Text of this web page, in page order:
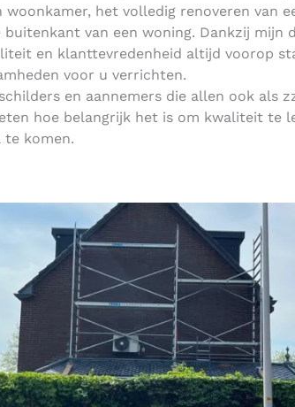
het volledig renoveren van
van een woning. Dankzij mijn
en klanttevredenheid altijd voorop
voor u verrichten.
en aannemers die allen ook als
hoe belangrijk het is om kwaliteit te
te komen.